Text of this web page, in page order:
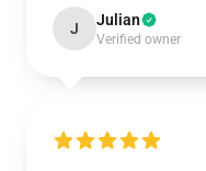
J Julian
Verified owner